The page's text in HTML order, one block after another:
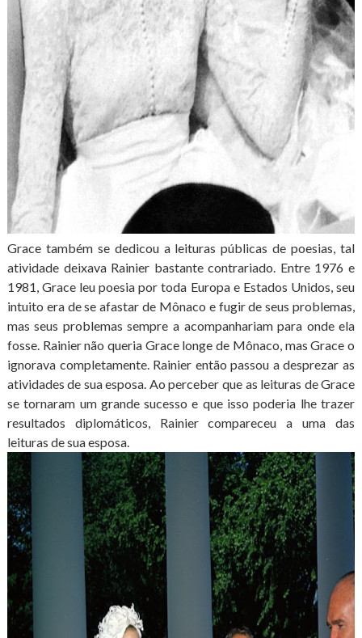
Grace também se dedicou a leituras públicas de poesias, tal
atividade deixava Rainier bastante contrariado. Entre 1976 e
1981, Grace leu poesia por toda Europa e Estados Unidos, seu
intuito era de se afastar de Mônaco e fugir de seus problemas,
mas seus problemas sempre a acompanhariam para onde ela
fosse. Rainier não queria Grace longe de Mônaco, mas Grace o
ignorava completamente. Rainier então passou a desprezar as
atividades de sua esposa. Ao perceber que as leituras de Grace
se tornaram um grande sucesso e que isso poderia lhe trazer
resultados diplomáticos, Rainier compareceu a uma das
leituras de sua esposa.